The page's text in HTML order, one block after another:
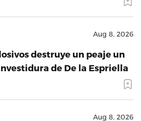
Aug 8, 2026
destruye un peaje un
de De la Espriella
Aug 8, 2026